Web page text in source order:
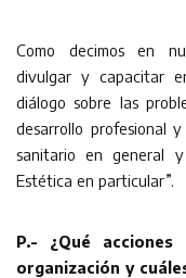
Como decimos en
divulgar y capacitar
diálogo sobre las
desarrollo profesional
sanitario en general
Estética en particular”.
P.- ¿Qué
organización y